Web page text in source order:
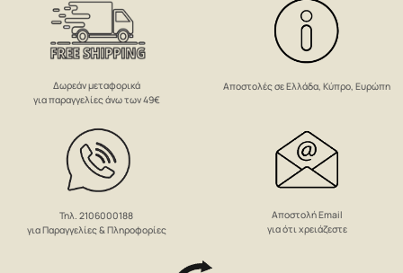
Δωρεάν μεταφορικά
για παραγγελίες άνω των 49€
Αποστολές σε Ελλάδα, Κύπρο, Ευρώπη
Τηλ. 2106000188
για Παραγγελίες & Πληροφορίες
Αποστολή Email
για ότι χρειάζεστε